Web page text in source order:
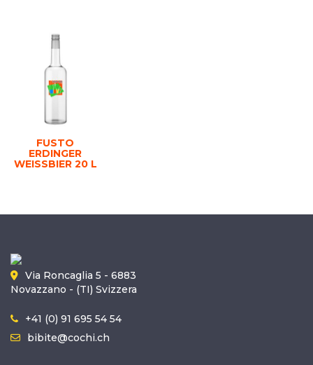
FUSTO
ERDINGER
WEISSBIER 20 L
Via Roncaglia 5 - 6883
Novazzano - (TI) Svizzera
+41 (0) 91 695 54 54
bibite@cochi.ch